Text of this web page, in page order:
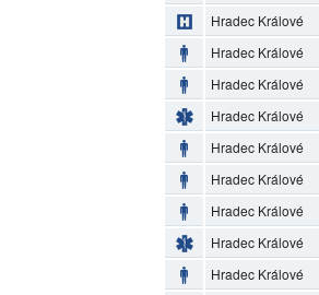
Hradec Králové
Hradec Králové
Hradec Králové
Hradec Králové
Hradec Králové
Hradec Králové
Hradec Králové
Hradec Králové
Hradec Králové